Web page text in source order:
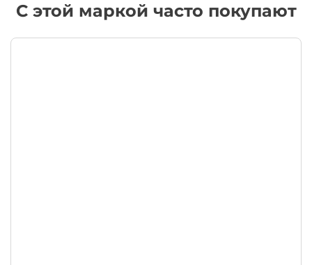
С этой маркой часто покупают